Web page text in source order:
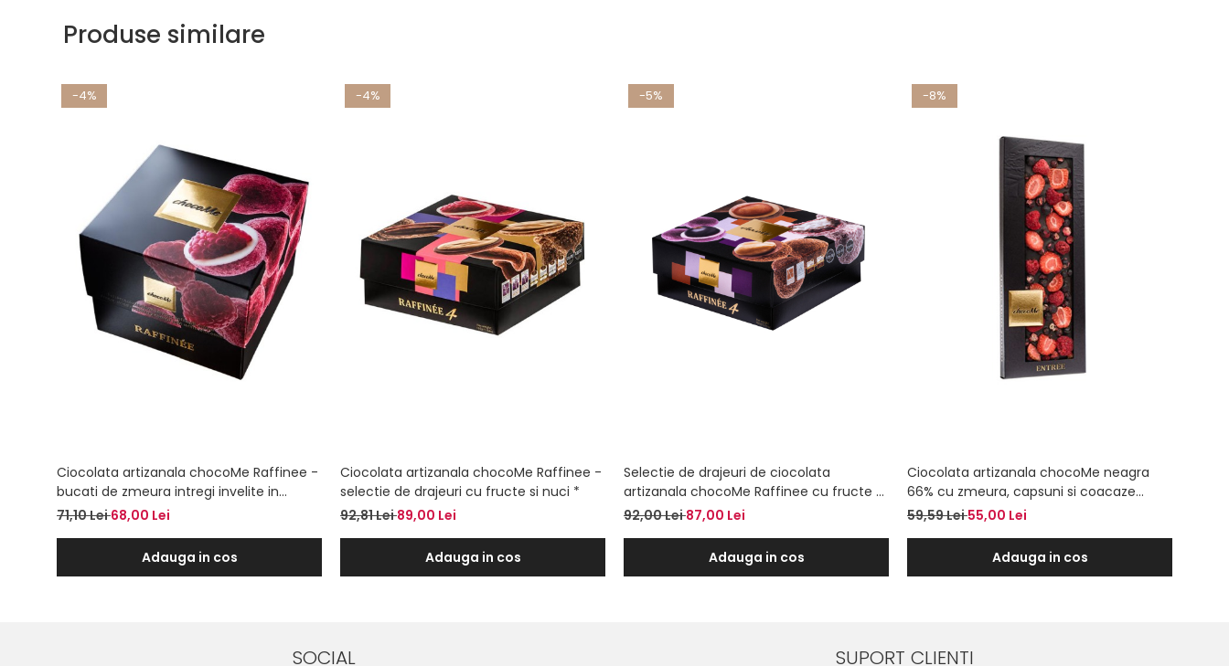
Produse similare
-4%
Ciocolata artizanala chocoMe Raffinee -
bucati de zmeura intregi invelite in
ciocolata alba cu vanilie de Bourbon
71,10 Lei68,00 Lei
Adauga in cos
-4%
Ciocolata artizanala chocoMe Raffinee -
selectie de drajeuri cu fructe si nuci *
92,81 Lei89,00 Lei
Adauga in cos
-5%
Selectie de drajeuri de ciocolata
artizanala chocoMe Raffinee cu fructe si
nuci 160g *
92,00 Lei87,00 Lei
Adauga in cos
-8%
Ciocolata artizanala chocoMe neagra
66% cu zmeura, capsuni si coacaze
negre liofilizate
59,59 Lei55,00 Lei
Adauga in cos
SOCIAL SUPORT CLIENTI